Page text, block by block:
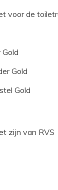
voor de
Gold
Gold
zijn van RVS